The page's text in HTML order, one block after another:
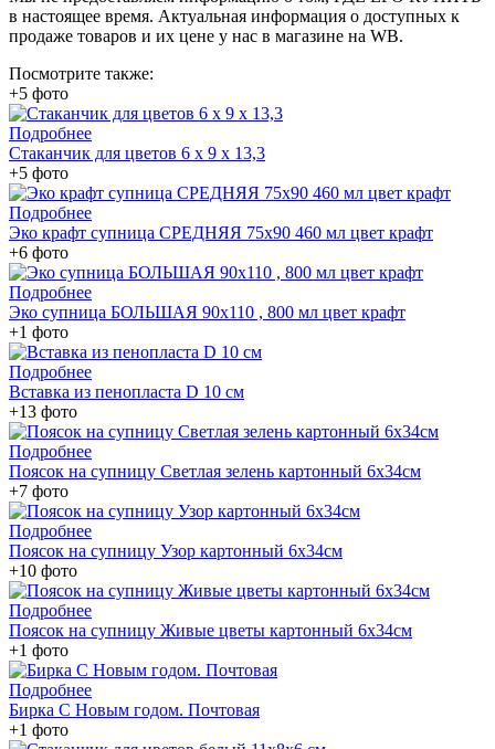
в настоящее время. Актуальная информация о доступных к
продаже товаров и их цене у нас в магазине на WB.
Посмотрите также:
+5 фото
Подробнее
Стаканчик для цветов 6 х 9 х 13,3
+5 фото
Подробнее
Эко крафт супница СРЕДНЯЯ 75х90 460 мл цвет крафт
+6 фото
Подробнее
Эко супница БОЛЬШАЯ 90х110 , 800 мл цвет крафт
+1 фото
Подробнее
Вставка из пенопласта D 10 см
+13 фото
Подробнее
Поясок на супницу Светлая зелень картонный 6х34см
+7 фото
Подробнее
Поясок на супницу Узор картонный 6х34см
+10 фото
Подробнее
Поясок на супницу Живые цветы картонный 6х34см
+1 фото
Подробнее
Бирка С Новым годом. Почтовая
+1 фото